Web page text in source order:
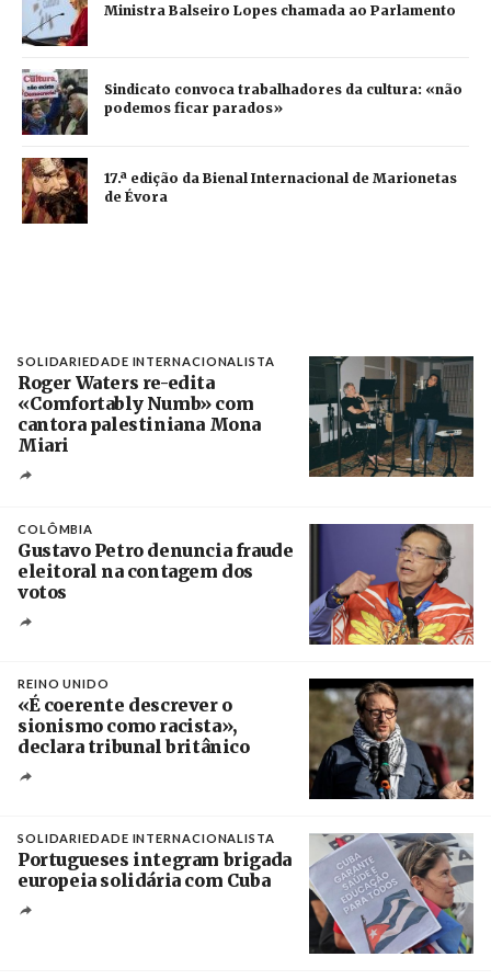
Ministra Balseiro Lopes chamada ao Parlamento
Sindicato convoca trabalhadores da cultura: «não
podemos ficar parados»
17.ª edição da Bienal Internacional de Marionetas
de Évora
SOLIDARIEDADE INTERNACIONALISTA
Roger Waters re-edita
«Comfortably Numb» com
cantora palestiniana Mona
Miari
COLÔMBIA
Gustavo Petro denuncia fraude
eleitoral na contagem dos
votos
REINO UNIDO
«É coerente descrever o
sionismo como racista»,
declara tribunal britânico
SOLIDARIEDADE INTERNACIONALISTA
Portugueses integram brigada
europeia solidária com Cuba